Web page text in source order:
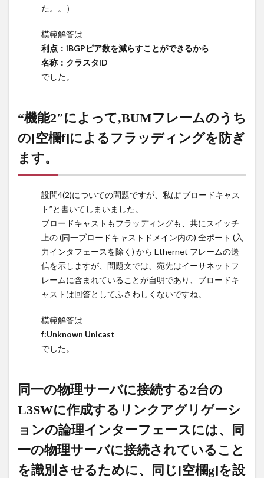
字以内で答
図5中の
L3SW01お
L3SW02を
ルートリフ
に、ループ
を防止する
ために設定
するIDの名
称を答え
よ。
“機能2″
によっ
て,BUM
フレー
ムのう
ちの[空
よるフ
ィング
を防ぎ
ます。
同一
の物
理サ
に接
続す
る2台
の
た。。）
模範解答は
利点：iBGPピア数を減らすことができるから
名称：クラスタID
でした。
“機能2″によって,BUMフレームのうち
の[空欄f]によるフラッディングを防ぎ
ます。
設問4(2)についての問題ですが、私は”ブロードキャス
ト”と書いてしまいました。
ブロードキャストもフラッディングも、共にスイッチ
上の (同一ブロードキャストドメイン内の) 全ポート (入
力インタフェースを除く) から Ethernet フレームの送
信を示しますが、問題文では、宛先はイーサネットフ
レームに含まれていることが自明であり、ブロードキ
ャストは回答としてふさわしくないですね。
模範解答は
f:Unknown Unicast
でした。
同一の物理サーバに接続する2台の
L3SWに作成するリンクアグリゲーシ
ョンの論理インターフェースには、同
一の物理サーバに接続されていること
を識別させるために、同じ[空欄g]を設